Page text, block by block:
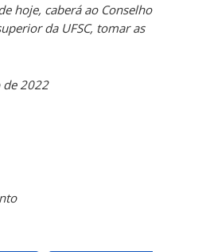
hoje, caberá ao Conselho
da UFSC, tomar as
de 2022